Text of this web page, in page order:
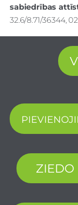
sabiedrības
32.6/8.71/36344,
ZIEDO